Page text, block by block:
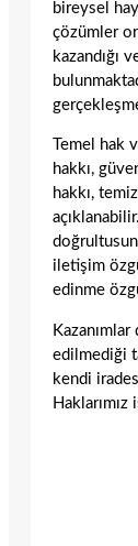
bireysel
çözümler
kazandığı
Temel hak
hakkı,
hakkı,
iletişim
edinme
edilmediği
kendi